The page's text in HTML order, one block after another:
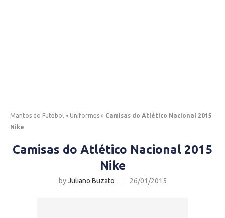
Mantos do Futebol » Uniformes » Camisas do Atlético Nacional 2015
Nike
Camisas do Atlético Nacional 2015
Nike
byJuliano Buzato 26/01/2015